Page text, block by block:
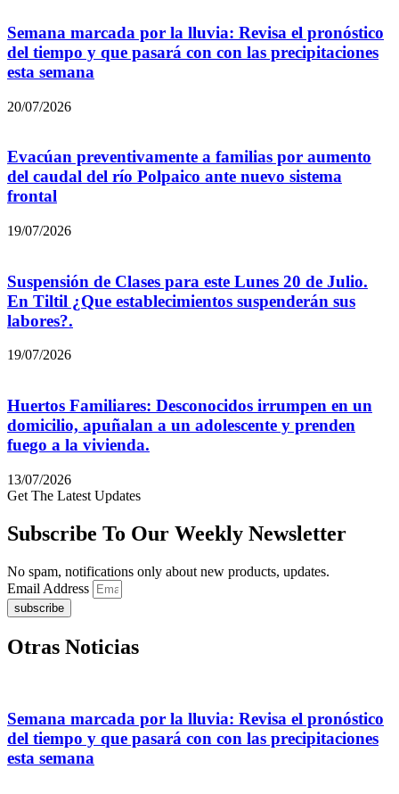
Semana marcada por la lluvia: Revisa el pronóstico
del tiempo y que pasará con con las precipitaciones
esta semana
20/07/2026
Evacúan preventivamente a familias por aumento
del caudal del río Polpaico ante nuevo sistema
frontal
19/07/2026
Suspensión de Clases para este Lunes 20 de Julio.
En Tiltil ¿Que establecimientos suspenderán sus
labores?.
19/07/2026
Huertos Familiares: Desconocidos irrumpen en un
domicilio, apuñalan a un adolescente y prenden
fuego a la vivienda.
13/07/2026
Get The Latest Updates
Subscribe To Our Weekly Newsletter
No spam, notifications only about new products, updates.
Email Address
subscribe
Otras Noticias
Semana marcada por la lluvia: Revisa el pronóstico
del tiempo y que pasará con con las precipitaciones
esta semana